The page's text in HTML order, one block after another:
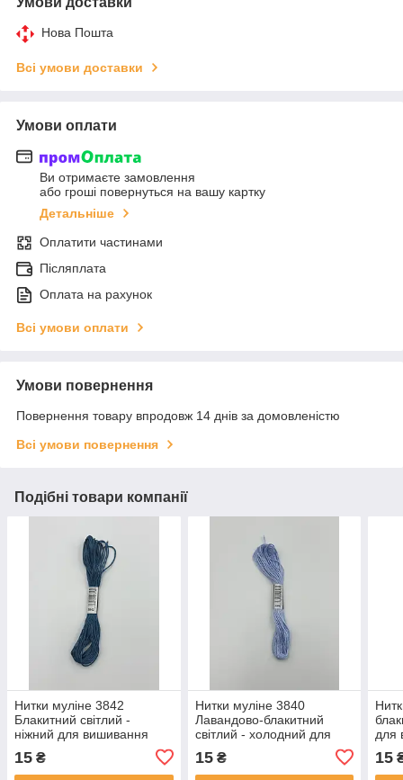
Нова Пошта
Всі умови доставки
Умови оплати
Ви отримаєте замовлення
або гроші повернуться на вашу картку
Детальніше
Оплатити частинами
Післяплата
Оплата на рахунок
Всі умови оплати
Умови повернення
Повернення товару впродовж 14 днів за домовленістю
Всі умови повернення
Подібні товари компанії
Нитки муліне 3842
Блакитний світлий -
ніжний для вишивання
15 ₴
Нитки муліне 3840
Лавандово-блакитний
світлий - холодний для
15₴
для
15